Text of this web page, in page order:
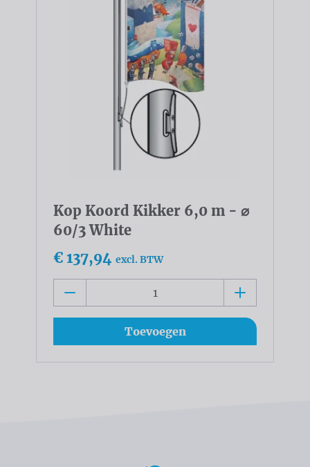
Kop Koord Kikker 6,0 m - ⌀
60/3 White
€ 137,94 excl. BTW
Toevoegen